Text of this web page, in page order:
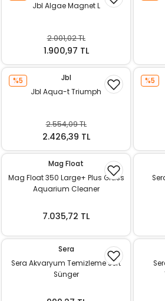
Jbl Algae Magnet L
2.001,02 TL
1.900,97 TL
%5
Jbl
Jbl Aqua-t Triumph
2.554,09 TL
2.426,39 TL
%5
Mag Float
Mag Float 350 Large+ Plus Glass
Aquarium Cleaner
7.035,72 TL
Sera
Sera Akvaryum Temizleme Sert
Sünger